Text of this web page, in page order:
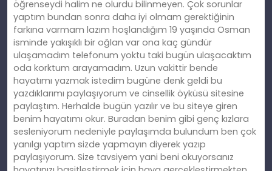
öğrenseydi halim ne olurdu bilinmeyen. Çok sorunlar
yaptım bundan sonra daha iyi olmam gerektiğinin
farkına varmam lazım hoşlandığım 19 yaşında Osman
isminde yakışıklı bir oğlan var ona kaç gündür
ulaşamadım telefonum yoktu taki bugün ulaşacaktım
oda korktum arayamadım. Uzun vakittir bende
hayatımı yazmak istedim bugüne denk geldi bu
yazdıklarımı paylaşıyorum ve cinsellik öyküsü sitesine
paylaştım. Herhalde bugün yazılır ve bu siteye giren
benim hayatımı okur. Buradan benim gibi genç kızlara
sesleniyorum nedeniyle paylaşımda bulundum ben çok
yanılgı yaptım sizde yapmayın diyerek yazıp
paylaşıyorum. Size tavsiyem yani beni okuyorsanız